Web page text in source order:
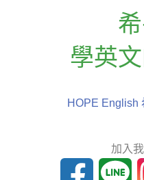
學英
HOPE English
加入